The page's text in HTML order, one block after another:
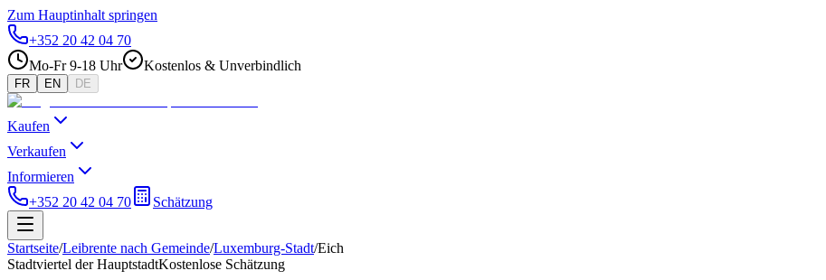
Zum Hauptinhalt springen
+352 20 42 04 70
Mo-Fr 9-18 Uhr
Kostenlos & Unverbindlich
FR EN DE
Kaufen
Verkaufen
Informieren
+352 20 42 04 70
Schätzung
Startseite/Leibrente nach Gemeinde/Luxemburg-Stadt/Eich
Stadtviertel der HauptstadtKostenlose Schätzung